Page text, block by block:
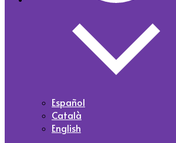
Español
Català
English